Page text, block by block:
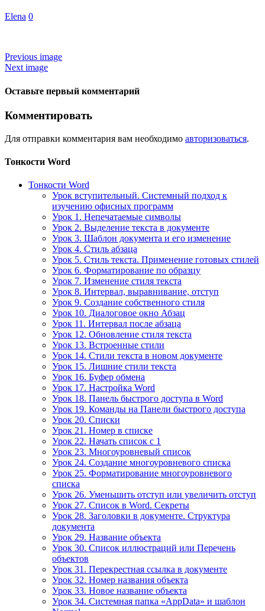
Elena 0
Previous image
Next image
Оставьте первый комментарий
Комментировать
Для отправки комментария вам необходимо авторизоваться.
Тонкости Word
Тонкости Word
Урок вступительный. Системный подход к
изучению офисных программ
Урок 1. Непечатаемые символы
Урок 2. Выделение текста в документе
Урок 3. Шаблон документа и его изменение
Урок 4. Стиль абзаца
Урок 5. Стиль текста. Применение готовых стилей
Урок 6. Форматирование по образцу
Урок 7. Изменение стиля текста
Урок 8. Интервал, выравнивание, отступ
Урок 9. Создание собственного стиля
Урок 10. Диалоговое окно Абзац
Урок 11. Интервал после абзаца
Урок 12. Обновление стиля текста
Урок 13. Встроенные стили
Урок 14. Стили текста в новом документе
Урок 15. Лишние стили текста
Урок 16. Буфер обмена
Урок 17. Настройка Word
Урок 18. Панель быстрого доступа в Word
Урок 19. Команды на Панели быстрого доступа
Урок 20. Списки
Урок 21. Номер в списке
Урок 22. Начать список с 1
Урок 23. Многоуровневый список
Урок 24. Создание многоуровневого списка
Урок 25. Форматирование многоуровневого
списка
Урок 26. Уменьшить отступ или увеличить отступ
Урок 27. Список в Word. Секреты
Урок 28. Заголовки в документе. Структура
документа
Урок 29. Название объекта
Урок 30. Список иллюстраций или Перечень
объектов
Урок 31. Перекрестная ссылка в документе
Урок 32. Номер названия объекта
Урок 33. Новое название объекта
Урок 34. Системная папка «AppData» и шаблон